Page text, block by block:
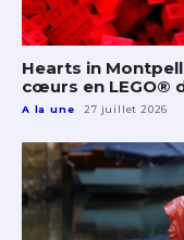
Hearts in
cœurs en LEGO®
A la une 27 juillet 2026